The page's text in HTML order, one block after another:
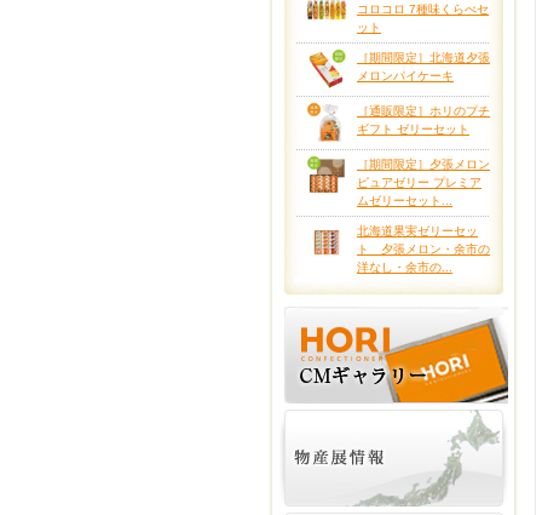
コロコロ 7種味くらべセ
ット
［期間限定］北海道夕張
メロンパイケーキ
［通販限定］ホリのプチ
ギフト ゼリーセット
［期間限定］夕張メロン
ピュアゼリー プレミア
ムゼリーセット...
北海道果実ゼリーセッ
ト 夕張メロン・余市の
洋なし・余市の...